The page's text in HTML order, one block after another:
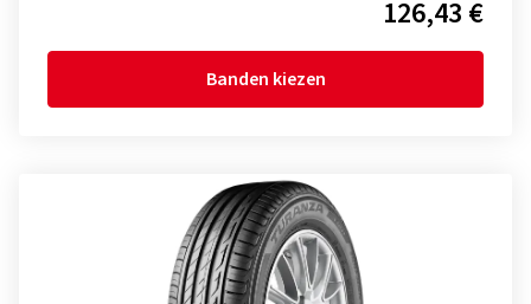
126,43 €
Banden kiezen